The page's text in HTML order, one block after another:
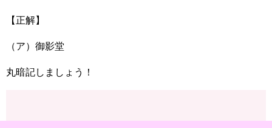
【正解】
（ア）御影堂
丸暗記しましょう！